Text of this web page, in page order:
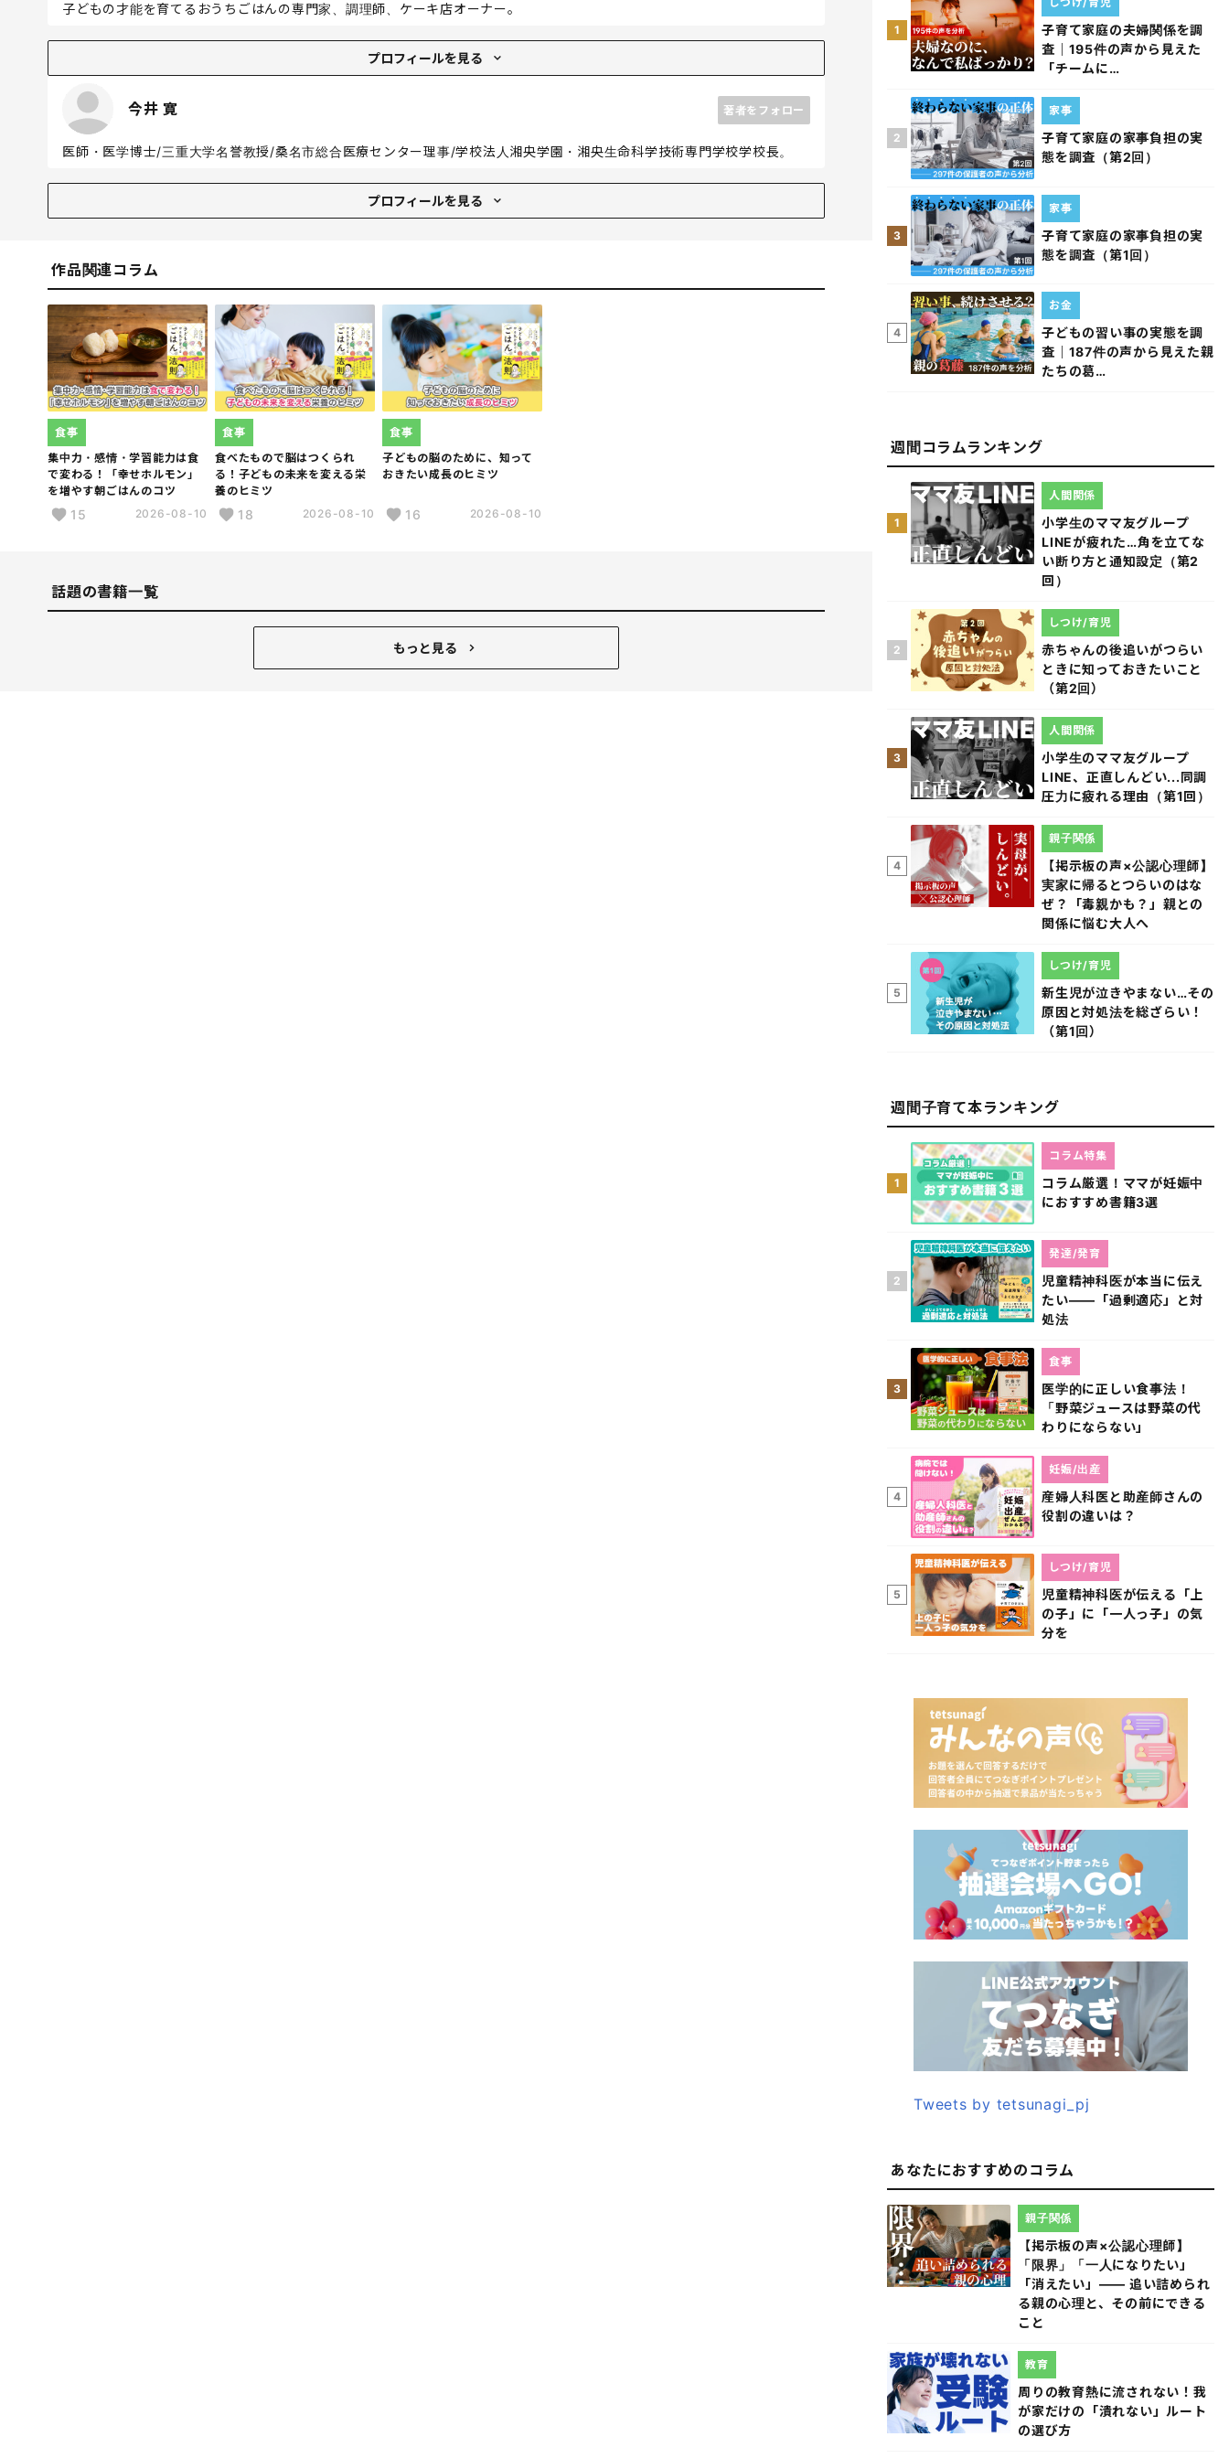
子どもの才能を育てるおうちごはんの専門家、調理師、ケーキ店オーナー。
プロフィールを見る
1980年生、神奈川出身。服部栄養専門学校卒業。「3歳までの幼児食も学べる幼児教室NaturalSmile湘南」を開講。娘の誕
生を機に、モンテッソーリ教育に基づく幼児教育を学ぶ。娘を入れたい保育園がなかったため2017年、株式会社キッズアプ
ローチを設立し、食べることから発達を促す育脳を取り入れた保育園を創立。さらに、保育園での経験から、食を通じた発
達障がいの改善に着目し、日本で唯一の分子栄養学を取り入れた「発達障がいを食で改善するプログラム」を用いた施設を
立ち上げ、トータルで3つの保育園、7つの発達障がい児支援施設をプロデュースしている。また発達障がい児施設の開設、
今井 寛 著者をフォロー
医師・医学博士/三重大学名誉教授/桑名市総合医療センター理事/学校法人湘央学園・湘央生命科学技術専門学校学校長。
プロフィールを見る
1960年、埼玉県蕨市生まれ。1984年、北里大学医学部卒業後、胸部外科分野で研鑽。1991年、米国留学、植え込み型人工
救急現場ばかりでなく様々な角度からの社会貢献を目指す。また三重大学でのgifted児童研究などで、年間50以上の講義、
作品関連コラム
集中力・感情・学習能力は食
で変わる！「幸せホルモン」
を増やす朝ごはんのコツ
食事
15 2026-08-10
食べたもので脳はつくられ
る！子どもの未来を変える栄
養のヒミツ
食事
18 2026-08-10
子どもの脳のために、知って
おきたい成長のヒミツ
食事
16 2026-08-10
話題の書籍一覧
もっと見る
1
子育て家庭の夫婦関係を調
査｜195件の声から見えた
「チームに…
2
子育て家庭の家事負担の実
態を調査（第2回）
家事
3
子育て家庭の家事負担の実
態を調査（第1回）
家事
4
子どもの習い事の実態を調
査｜187件の声から見えた親
たちの葛…
お金
週間コラムランキング
1
小学生のママ友グループ
LINEが疲れた…角を立てな
い断り方と通知設定（第2
回）
人間関係
2
赤ちゃんの後追いがつらい
ときに知っておきたいこと
（第2回）
しつけ/育児
3
小学生のママ友グループ
LINE、正直しんどい...同調
圧力に疲れる理由（第1回）
人間関係
4
【掲示板の声×公認心理師】
実家に帰るとつらいのはな
ぜ？「毒親かも？」親との
関係に悩む大人へ
親子関係
5
新生児が泣きやまない…その
原因と対処法を総ざらい！
（第1回）
しつけ/育児
週間子育て本ランキング
1
コラム厳選！ママが妊娠中
におすすめ書籍3選
コラム特集
2
児童精神科医が本当に伝え
たい――「過剰適応」と対
処法
発達/発育
3
医学的に正しい食事法！
「野菜ジュースは野菜の代
わりにならない」
食事
4
産婦人科医と助産師さんの
役割の違いは？
妊娠/出産
5
児童精神科医が伝える「上
の子」に「一人っ子」の気
分を
しつけ/育児
Tweets by tetsunagi_pj
あなたにおすすめのコラム
【掲示板の声×公認心理師】
「限界」「一人になりたい」
「消えたい」―― 追い詰められ
る親の心理と、その前にできる
こと
親子関係
周りの教育熱に流されない！我
が家だけの「潰れない」ルート
の選び方
教育